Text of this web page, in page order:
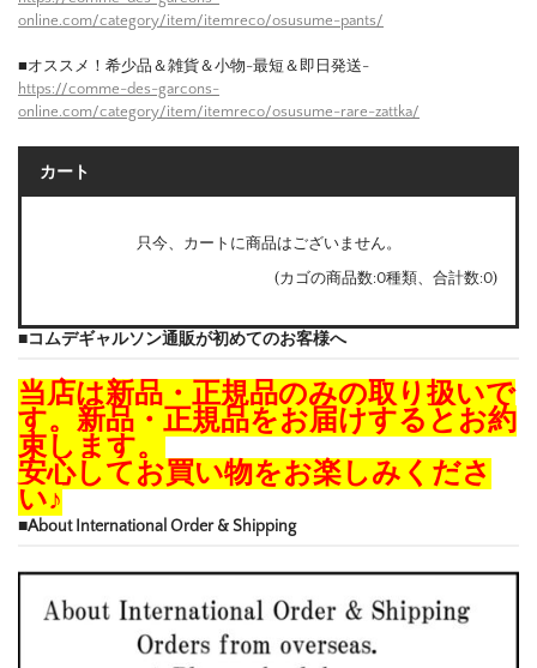
online.com/category/item/itemreco/osusume-pants/
■オススメ！希少品＆雑貨＆小物-最短＆即日発送-
https://comme-des-garcons-
online.com/category/item/itemreco/osusume-rare-zattka/
カート
只今、カートに商品はございません。
(カゴの商品数:0種類、合計数:0)
■コムデギャルソン通販が初めてのお客様へ
当店は新品・正規品のみの取り扱いで
す。新品・正規品をお届けするとお約
束します。
安心してお買い物をお楽しみくださ
い♪
■About International Order & Shipping